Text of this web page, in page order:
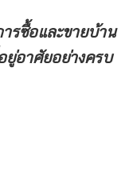
รซื้อและขายบ้าน
อาศัยอย่างครบ